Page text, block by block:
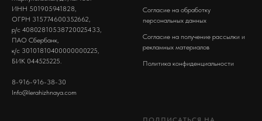
ИНН 501905941828,
ОГРН 315774600352662,
р/с 40802810538720025433,
ПАО Сбербанк,
к/с 30101810400000000225,
БИК 044525225.
8-916-916-38-30
Info@lerahizhnaya.com
Согласие на обработку
персональных данных
Согласие на получение рассылки и
рекламных материалов
Политика конфиденциальности